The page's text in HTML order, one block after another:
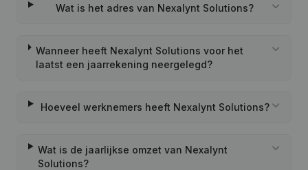
Wat is het adres van Nexalynt Solutions?
Wanneer heeft Nexalynt Solutions voor het
laatst een jaarrekening neergelegd?
Hoeveel werknemers heeft Nexalynt Solutions?
Wat is de jaarlijkse omzet van Nexalynt
Solutions?